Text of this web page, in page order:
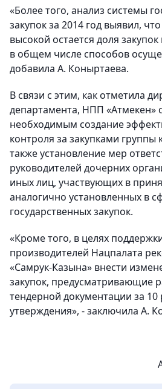
«Более того, анализ системы
закупок за 2014 год выявил,
высокой остается доля
в общем числе способов
добавила А. Коныртаева.
В связи с этим, как отметила
департамента, НПП «Атмекен»
необходимым создание
контроля за закупками
также установление мер
руководителей дочерних
иных лиц, участвующих в
аналогично установленных в
государственных закупок.
«Кроме того, в целях
производителей Нацпалата
«Самрук-Казына» внести
закупок, предусматривающие
тендерной документации за 10
утверждения», - заключила А.